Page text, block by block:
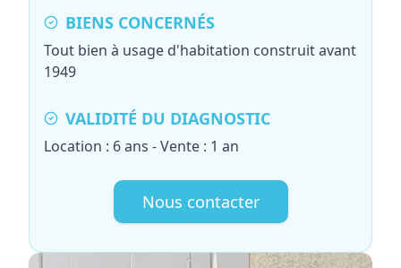
BIENS CONCERNÉS
Tout bien à usage d'habitation construit avant
1949
VALIDITÉ DU DIAGNOSTIC
Location : 6 ans - Vente : 1 an
Nous contacter